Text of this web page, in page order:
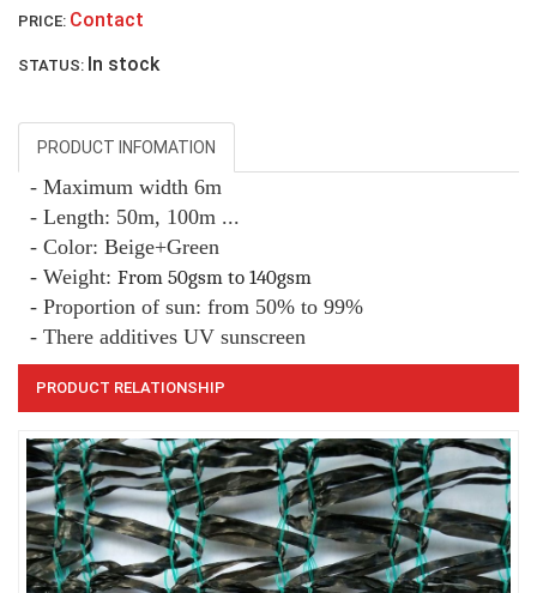
LƯỚI HÀNG RÀO HÌNH VUÔNG
PRICE: Contact
STATUS: In stock
PRODUCT INFOMATION
- Maximum width 6m
- Length: 50m, 100m ...
- Color: Beige+Green
- Weight: From 50gsm to 140gsm
- Proportion of sun: from 50% to 99%
- There additives UV sunscreen
PRODUCT RELATIONSHIP